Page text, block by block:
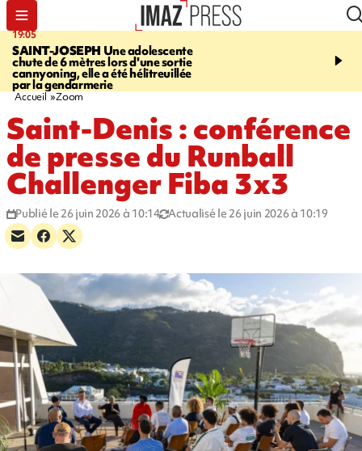
19:05
SAINT-JOSEPH Une adolescente
chute de 6 mètres lors d'une sortie
cannyoning, elle a été hélitreuillée
par la gendarmerie
20:44
rouée de coups,
Accueil Zoom
Saint-Denis : conférence
de presse du Runball
Challenger Fiba 3x3
Publié le 26 juin 2026 à 10:14 Actualisé le 26 juin 2026 à 10:19